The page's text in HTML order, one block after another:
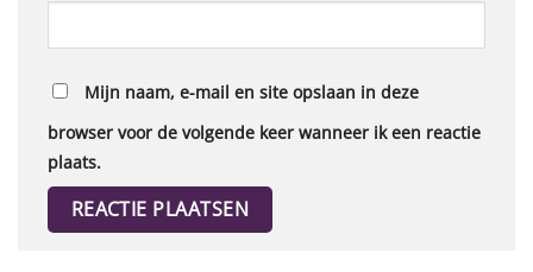
Mijn naam, e-mail en site opslaan in deze
browser voor de volgende keer wanneer ik een reactie
plaats.